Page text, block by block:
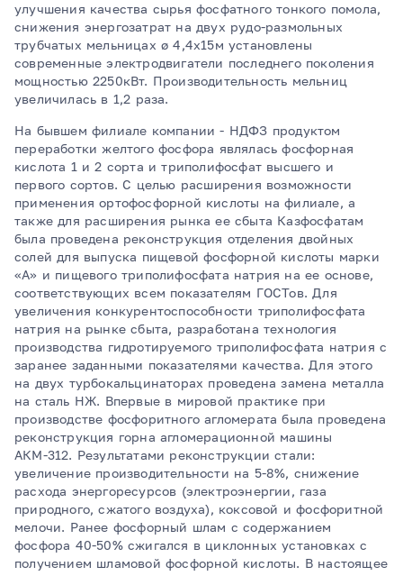
улучшения качества сырья фосфатного тонкого помола,
снижения энергозатрат на двух рудо-размольных
трубчатых мельницах ø 4,4х15м установлены
современные электродвигатели последнего поколения
мощностью 2250кВт. Производительность мельниц
увеличилась в 1,2 раза.
На бывшем филиале компании - НДФЗ продуктом
переработки желтого фосфора являлась фосфорная
кислота 1 и 2 сорта и триполифосфат высшего и
первого сортов. С целью расширения возможности
применения ортофосфорной кислоты на филиале, а
также для расширения рынка ее сбыта Казфосфатам
была проведена реконструкция отделения двойных
солей для выпуска пищевой фосфорной кислоты марки
«А» и пищевого триполифосфата натрия на ее основе,
соответствующих всем показателям ГОСТов. Для
увеличения конкурентоспособности триполифосфата
натрия на рынке сбыта, разработана технология
производства гидротируемого триполифосфата натрия с
заранее заданными показателями качества. Для этого
на двух турбокальцинаторах проведена замена металла
на сталь НЖ. Впервые в мировой практике при
производстве фосфоритного агломерата была проведена
реконструкция горна агломерационной машины
АКМ-312. Результатами реконструкции стали:
увеличение производительности на 5-8%, снижение
расхода энергоресурсов (электроэнергии, газа
природного, сжатого воздуха), коксовой и фосфоритной
мелочи. Ранее фосфорный шлам с содержанием
фосфора 40-50% сжигался в циклонных установках с
получением шламовой фосфорной кислоты. В настоящее